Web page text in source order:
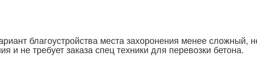
благоустройства места захоронения менее сложный,
и не требует заказа спец техники для перевозки бетона.